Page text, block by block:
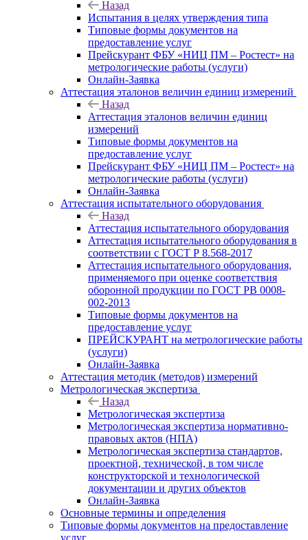
Назад
Испытания в целях утверждения типа
Типовые формы документов на
предоставление услуг
Прейскурант ФБУ «НИЦ ПМ – Ростест» на
метрологические работы (услуги)
Онлайн-Заявка
Аттестация эталонов величин единиц измерений
Назад
Аттестация эталонов величин единиц
измерений
Типовые формы документов на
предоставление услуг
Прейскурант ФБУ «НИЦ ПМ – Ростест» на
метрологические работы (услуги)
Онлайн-Заявка
Аттестация испытательного оборудования
Назад
Аттестация испытательного оборудования
Аттестация испытательного оборудования в
соответствии с ГОСТ Р 8.568-2017
Аттестация испытательного оборудования,
применяемого при оценке соответствия
оборонной продукции по ГОСТ РВ 0008-
002-2013
Типовые формы документов на
предоставление услуг
ПРЕЙСКУРАНТ на метрологические работы
(услуги)
Онлайн-Заявка
Аттестация методик (методов) измерений
Метрологическая экспертиза
Назад
Метрологическая экспертиза
Метрологическая экспертиза нормативно-
правовых актов (НПА)
Метрологическая экспертиза стандартов,
проектной, технической, в том числе
конструкторской и технологической
документации и других объектов
Онлайн-Заявка
Основные термины и определения
Типовые формы документов на предоставление
услуг